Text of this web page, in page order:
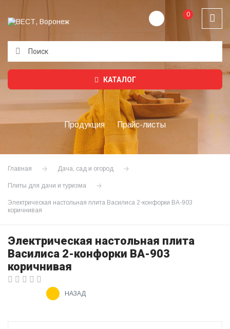
0
КАТАЛОГ
Продукция Прайс-листы
Главная Дача, сад и огород
Плиты для дачи и туризма
Электрическая настольная плита Василиса 2-конфорки ВА-903
коричнивая
Электрическая настольная плита
Василиса 2-конфорки ВА-903
коричнивая
НАЗАД